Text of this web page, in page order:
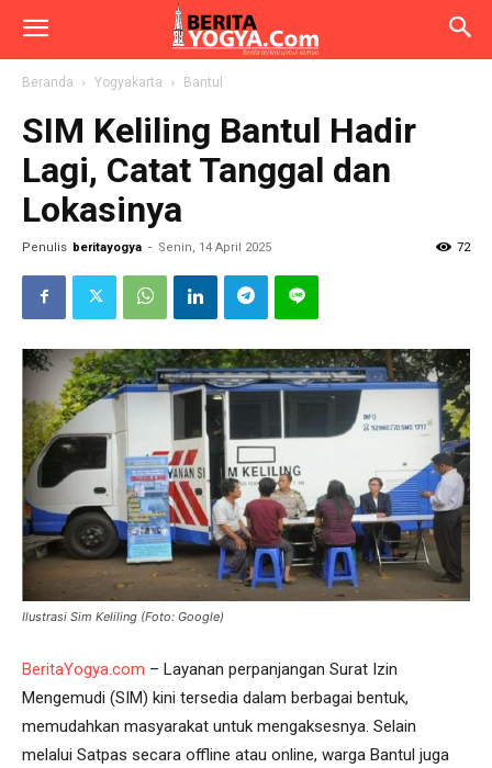
Beranda Yogyakarta Bantul
SIM Keliling Bantul Hadir
Lagi, Catat Tanggal dan
Lokasinya
Penulis beritayogya - Senin, 14 April 2025 72
Ilustrasi Sim Keliling (Foto: Google)
BeritaYogya.com – Layanan perpanjangan Surat Izin
Mengemudi (SIM) kini tersedia dalam berbagai bentuk,
memudahkan masyarakat untuk mengaksesnya. Selain
melalui Satpas secara offline atau online, warga Bantul juga